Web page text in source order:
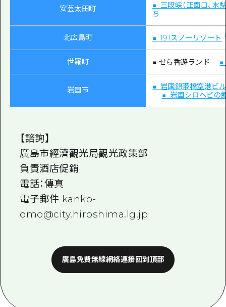
安芸太田町
■ 三段峡（正面口、水
ち
北広島町 ■ 191スノーリゾート
世羅町 ■ せら香遊ランド ■
岩国市
■ 岩国錦帯橋空港ビル
■ 岩国シロヘビの
【諮詢】
廣島市經濟觀光局觀光政策部
負責酒店促銷
電話：傳真
電子郵件 kanko-
omo@city.hiroshima.lg.jp
廣島免費無線網絡連接回到頂部